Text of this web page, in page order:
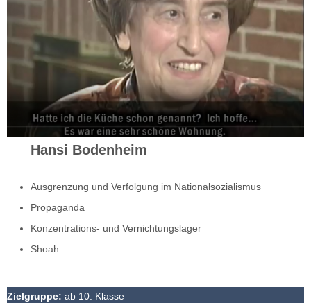
Hansi Bodenheim
Ausgrenzung und Verfolgung im Nationalsozialismus
Propaganda
Konzentrations- und Vernichtungslager
Shoah
Zielgruppe: ab 10. Klasse